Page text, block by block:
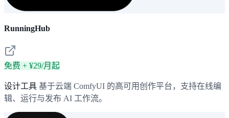
RunningHub
免费 + ¥29/月起
设计工具 基于云端 ComfyUI 的高可用创作平台，支持在线编
辑、运行与发布 AI 工作流。